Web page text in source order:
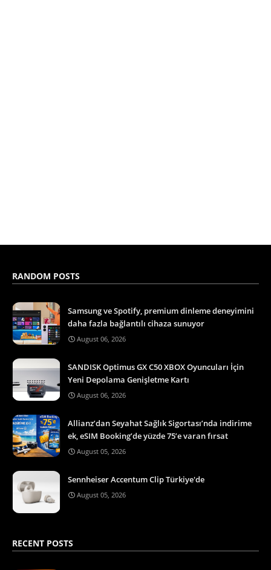
RANDOM POSTS
Samsung ve Spotify, premium dinleme deneyimini
daha fazla bağlantılı cihaza sunuyor
August 06, 2026
SANDISK Optimus GX C50 XBOX Oyuncuları İçin
Yeni Depolama Genişletme Kartı
August 06, 2026
Allianz’dan Seyahat Sağlık Sigortası’nda indirime
ek, eSIM Booking’de yüzde 75’e varan fırsat
August 05, 2026
Sennheiser Accentum Clip Türkiye'de
August 05, 2026
RECENT POSTS